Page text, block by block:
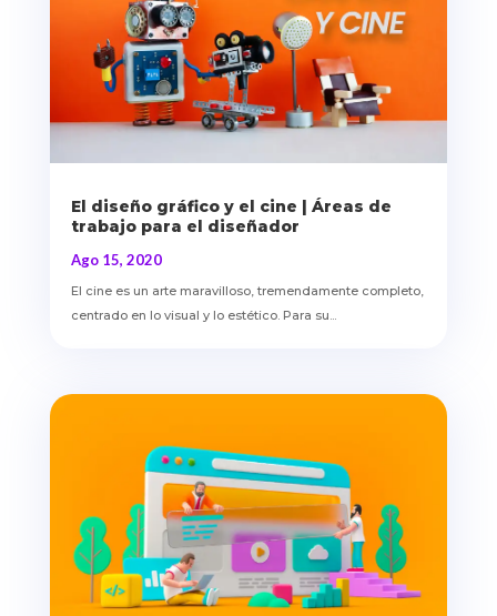
El diseño gráfico y el cine | Áreas de
trabajo para el diseñador
Ago 15, 2020
El cine es un arte maravilloso, tremendamente completo,
centrado en lo visual y lo estético. Para su...